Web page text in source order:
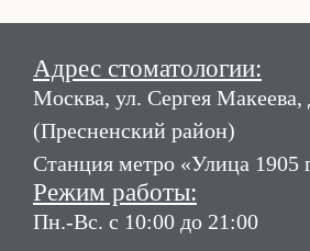
Адрес стоматологии:
Москва, ул. Сергея Макеева,
(Пресненский район)
Станция метро «Улица 1905
Режим работы:
Пн.-Вс. с 10:00 до 21:00